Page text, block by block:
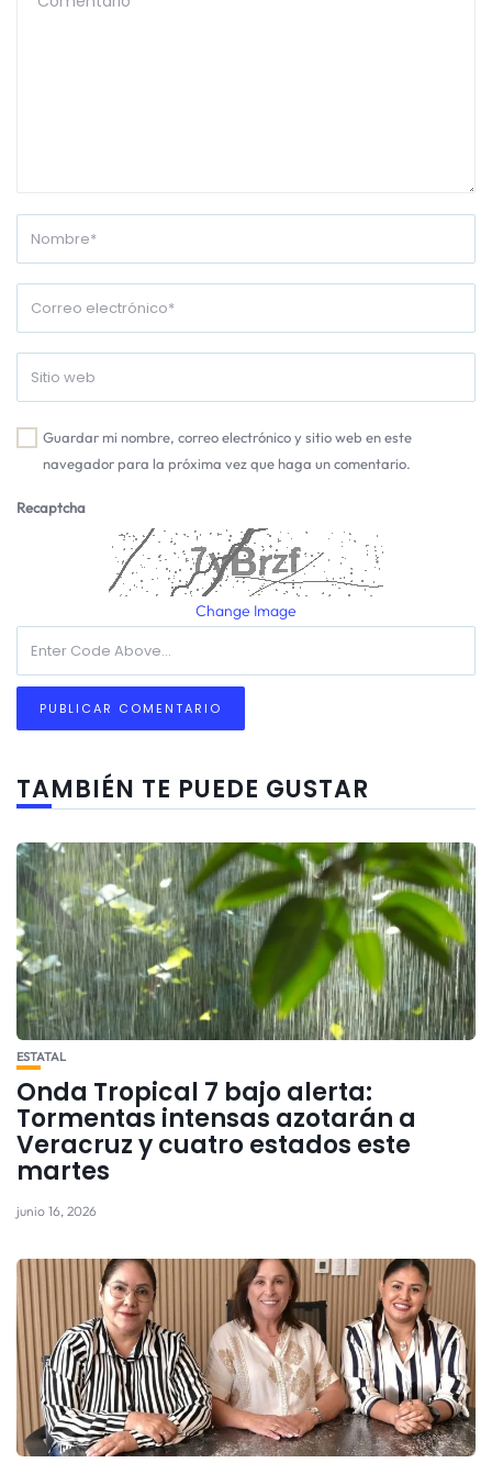
Guardar mi nombre, correo electrónico y sitio web en este
navegador para la próxima vez que haga un comentario.
Recaptcha
Change Image
TAMBIÉN TE PUEDE GUSTAR
ESTATAL
Onda Tropical 7 bajo alerta:
Tormentas intensas azotarán a
Veracruz y cuatro estados este
martes
junio 16, 2026